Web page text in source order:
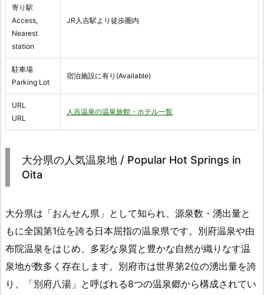
寄り駅
Access,
Nearest
station
JR人吉駅より徒歩圏内
駐車場
Parking Lot
宿泊施設に有り(Available)
URL
URL
人吉温泉の温泉旅館・ホテル一覧
大分県の人気温泉地 / Popular Hot Springs in
Oita
大分県は「おんせん県」として知られ、源泉数・湧出量と
もに全国第1位を誇る日本屈指の温泉県です。別府温泉や由
布院温泉をはじめ、多彩な泉質と豊かな自然が織りなす温
泉地が数多く存在します。別府市は世界第2位の湧出量を誇
り、「別府八湯」と呼ばれる8つの温泉郷から構成されてい